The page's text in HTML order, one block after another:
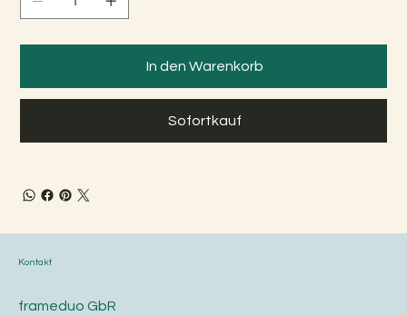
In den Warenkorb
Sofortkauf
Kontakt
frameduo GbR